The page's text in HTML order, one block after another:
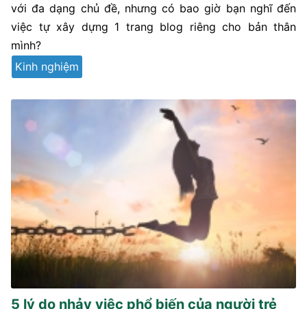
với đa dạng chủ đề, nhưng có bao giờ bạn nghĩ đến
việc tự xây dựng 1 trang blog riêng cho bản thân
mình?
Kinh nghiệm
5 lý do nhảy việc phổ biến của người trẻ